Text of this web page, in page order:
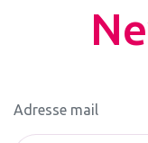
Adresse mail